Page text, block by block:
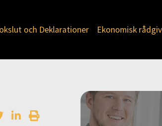
och Deklarationer Ekonomisk